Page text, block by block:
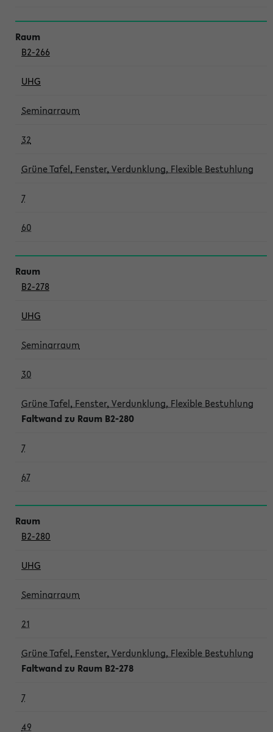
B2-266
UHG
Seminarraum
32
Grüne Tafel, Fenster, Verdunklung, Flexible Bestuhlung
7
60
B2-278
UHG
Seminarraum
30
Grüne Tafel, Fenster, Verdunklung, Flexible Bestuhlung
Faltwand zu Raum B2-280
7
67
B2-280
UHG
Seminarraum
21
Grüne Tafel, Fenster, Verdunklung, Flexible Bestuhlung
Faltwand zu Raum B2-278
7
49